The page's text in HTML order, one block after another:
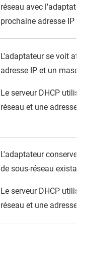
réseau avec
prochaine adresse IP
L'adaptateur se voit
adresse IP et un
Le serveur DHCP
réseau et une adresse
L'adaptateur conserve
de sous-réseau
Le serveur DHCP
réseau et une adresse